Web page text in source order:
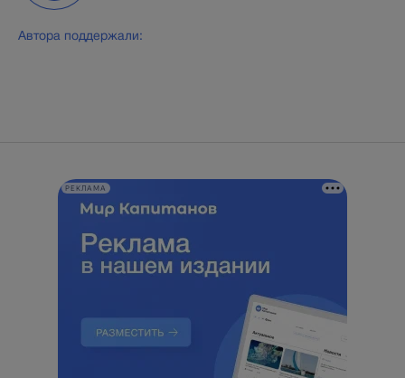
Автора поддержали:
РЕКЛАМА